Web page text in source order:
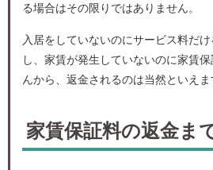
る場合はその限りではありません。
入居をしていないのにサービス料だ
し、家賃が発生していないのに家賃
んから、返金されるのは当然といえま
家賃保証料の返金ま